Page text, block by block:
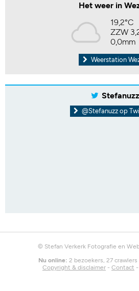
Het weer in
19,2°C
ZZW
0,0mm
Weerstation
Stefanuzz
@Stefanuzz op
© Stefan Verkerk Fotografie en
Nu online: 2 bezoekers, 27 crawlers
Copyright & disclaimer - Contact -